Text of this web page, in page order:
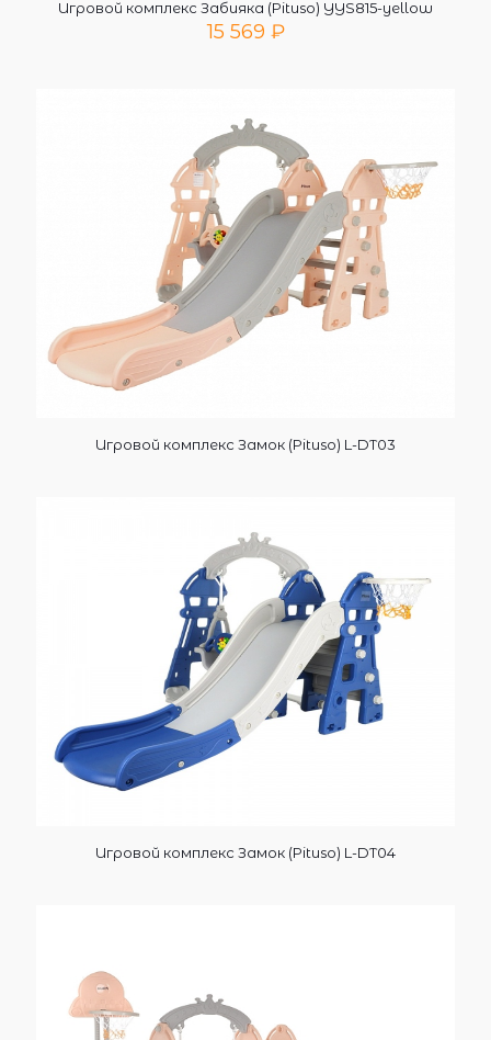
Игровой комплекс Забияка (Pituso) YYS815-yellow
15 569 ₽
Игровой комплекс Замок (Pituso) L-DT03
Игровой комплекс Замок (Pituso) L-DT04